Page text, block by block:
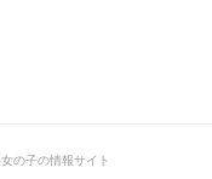
の子の情報サイト